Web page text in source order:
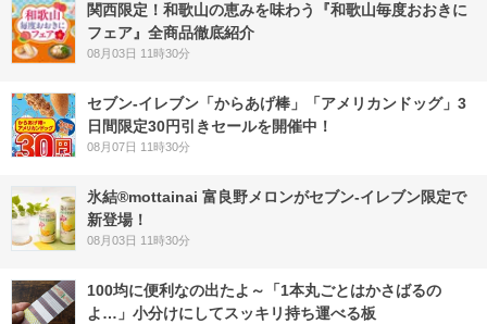
関西限定！和歌山の恵みを味わう『和歌山毎度おおきに
フェア』全商品徹底紹介
08月03日 11時30分
セブン‐イレブン「からあげ棒」「アメリカンドッグ」3
日間限定30円引きセールを開催中！
08月07日 11時30分
氷結®mottainai 富良野メロンがセブン‐イレブン限定で
新登場！
08月03日 11時30分
100均に便利なの出たよ～「1本丸ごとはかさばるの
よ…」小分けにしてスッキリ持ち運べる板